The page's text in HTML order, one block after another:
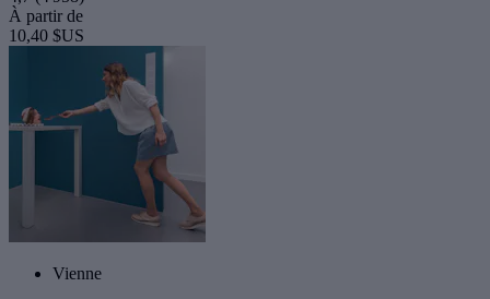
À partir de
10,40 $US
Vienne